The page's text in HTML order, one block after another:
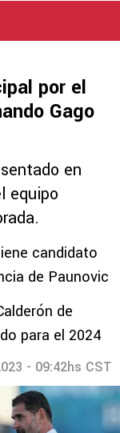
por el
Gago
en
equipo
candidato
de Paunovic
de
para el 2024
- 09:42hs CST